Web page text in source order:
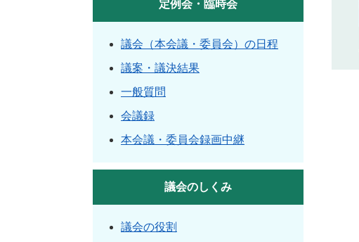
定例会・臨時会
議会（本会議・委員会）の日程
議案・議決結果
一般質問
会議録
本会議・委員会録画中継
議会のしくみ
議会の役割